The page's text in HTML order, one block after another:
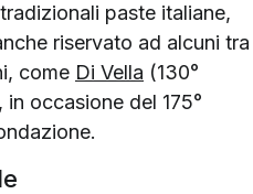
paste italiane,
riservato ad alcuni tra
come Di Vella (130°
, in occasione del 175°